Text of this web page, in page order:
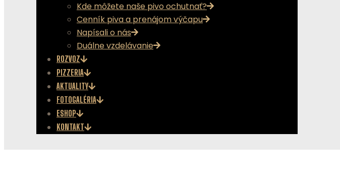
Kde môžete naše pivo ochutnať?
Cenník piva a prenájom výčapu
Napísali o nás
Duálne vzdelávanie
ROZVOZ
PIZZERIA
AKTUALITY
FOTOGALÉRIA
ESHOP
KONTAKT